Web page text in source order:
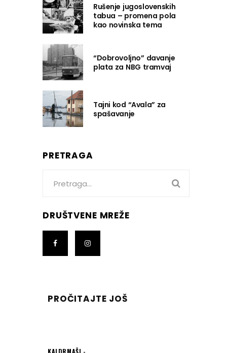
Rušenje jugoslovenskih
tabua – promena pola
kao novinska tema
“Dobrovoljno” davanje
plata za NBG tramvaj
Tajni kod “Avala” za
spašavanje
PRETRAGA
DRUŠTVENE MREŽE
PROČITAJTE JOŠ
KALDRMAŠI